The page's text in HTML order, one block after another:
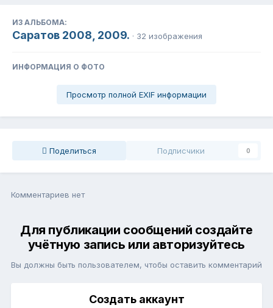
ИЗ АЛЬБОМА:
Саратов 2008, 2009. · 32 изображения
ИНФОРМАЦИЯ О ФОТО
Просмотр полной EXIF информации
Поделиться Подписчики 0
Комментариев нет
Для публикации сообщений создайте
учётную запись или авторизуйтесь
Вы должны быть пользователем, чтобы оставить комментарий
Создать аккаунт